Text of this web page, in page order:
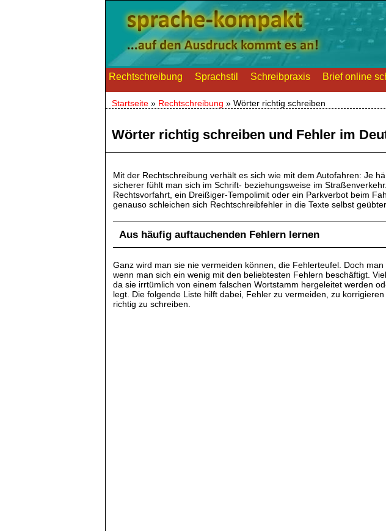
Rechtschreibung Sprachstil Schreibpraxis Brief online
Startseite » Rechtschreibung » Wörter richtig schreiben
Wörter richtig schreiben und Fehler im
Mit der Rechtschreibung verhält es sich wie mit dem Autofahren: Je
sicherer fühlt man sich im Schrift- beziehungsweise im
Rechtsvorfahrt, ein Dreißiger-Tempolimit oder ein Parkverbot beim
genauso schleichen sich Rechtschreibfehler in die Texte selbst
Aus häufig auftauchenden Fehlern lernen
Ganz wird man sie nie vermeiden können, die Fehlerteufel. Doch
wenn man sich ein wenig mit den beliebtesten Fehlern beschäftigt.
da sie irrtümlich von einem falschen Wortstamm hergeleitet werden
legt. Die folgende Liste hilft dabei, Fehler zu vermeiden, zu
richtig zu schreiben.